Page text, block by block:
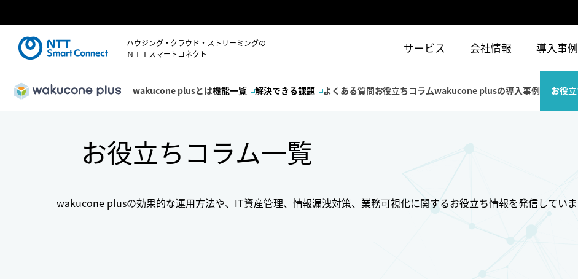
ハウジング・クラウド・ストリーミングの
ＮＴＴスマートコネクト
サービス 会社情報 導入事例
wakucone plusとは機能一覧 解決できる課題 よくある質問 お役立ちコラムwakucone plusの導入事例 お役
お役立ちコラム一覧
wakucone plusの効果的な運用方法や、IT資産管理、情報漏洩対策、業務可視化に関するお役立ち情報を発信していま